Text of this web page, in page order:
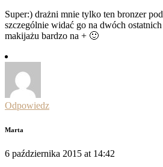
Super:) drażni mnie tylko ten bronzer
szczególnie widać go na dwóch
makijażu bardzo na + 🙂
Odpowiedz
Marta
6 października 2015 at 14:42